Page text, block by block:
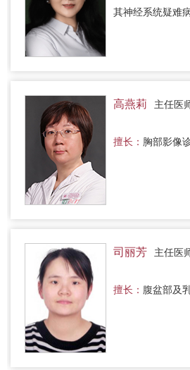
其神经系统疑难
高燕莉 主任医
擅长： 胸部影像
司丽芳 主任医
擅长： 腹盆部及